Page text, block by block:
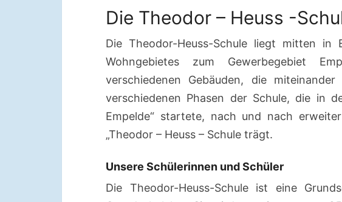
Die Theodor – Heuss -
Die Theodor-Heuss-Schule liegt mitten in
Wohngebietes zum Gewerbegebiet
verschiedenen Gebäuden, die
verschiedenen Phasen der Schule, die in
Empelde“ startete, nach und nach
„Theodor – Heuss – Schule trägt.
Unsere Schülerinnen und Schüler
Die Theodor-Heuss-Schule ist eine